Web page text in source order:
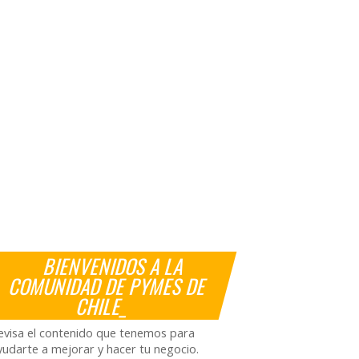
BIENVENIDOS A LA
COMUNIDAD DE PYMES DE
CHILE_
el contenido que tenemos para
a mejorar y hacer tu negocio.